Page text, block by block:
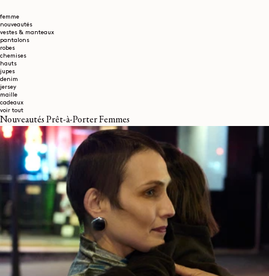
femme
nouveautés
vestes & manteaux
pantalons
robes
chemises
hauts
jupes
denim
jersey
maille
cadeaux
voir tout
Nouveautés Prêt-à-Porter Femmes